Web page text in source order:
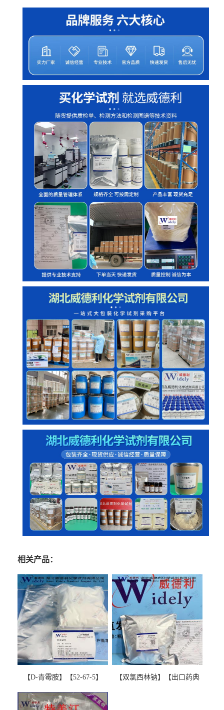
相关产品：
【D-青霉胺】【52-67-5】
图谱检测方法现货供应咨询
【双氯西林钠】【出口药典